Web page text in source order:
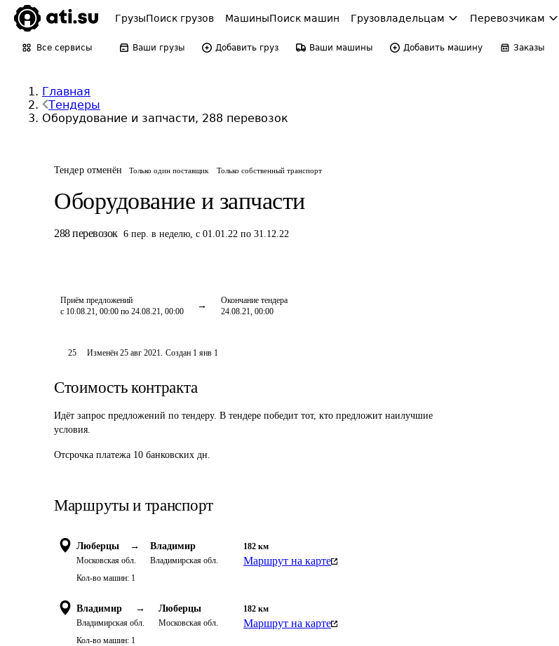
ГрузыПоиск грузов МашиныПоиск машин Грузовладельцам Перевозчикам
Все сервисы Ваши грузы Добавить груз Ваши машины Добавить машину Заказы
Главная
Тендеры
Оборудование и запчасти, 288 перевозок
Тендер отменён Только один поставщик Только собственный транспорт
Оборудование и запчасти
288 перевозок 6 пер. в неделю, с 01.01.22 по 31.12.22
Приём предложений
с 10.08.21, 00:00 по 24.08.21, 00:00
Окончание тендера
24.08.21, 00:00
25 Изменён25 авг 2021. Создан 1 янв 1
Стоимость контракта
Идёт запрос предложений по тендеру. В тендере победит тот, кто предложит наилучшие
условия.
Отсрочка платежа 10 банковских дн.
Маршруты и транспорт
Люберцы →
Московская обл.
Владимир
Владимирская обл.
182 км
Маршрут на карте
Кол-во машин: 1
Владимир →
Владимирская обл.
Люберцы
Московская обл.
182 км
Маршрут на карте
Кол-во машин: 1